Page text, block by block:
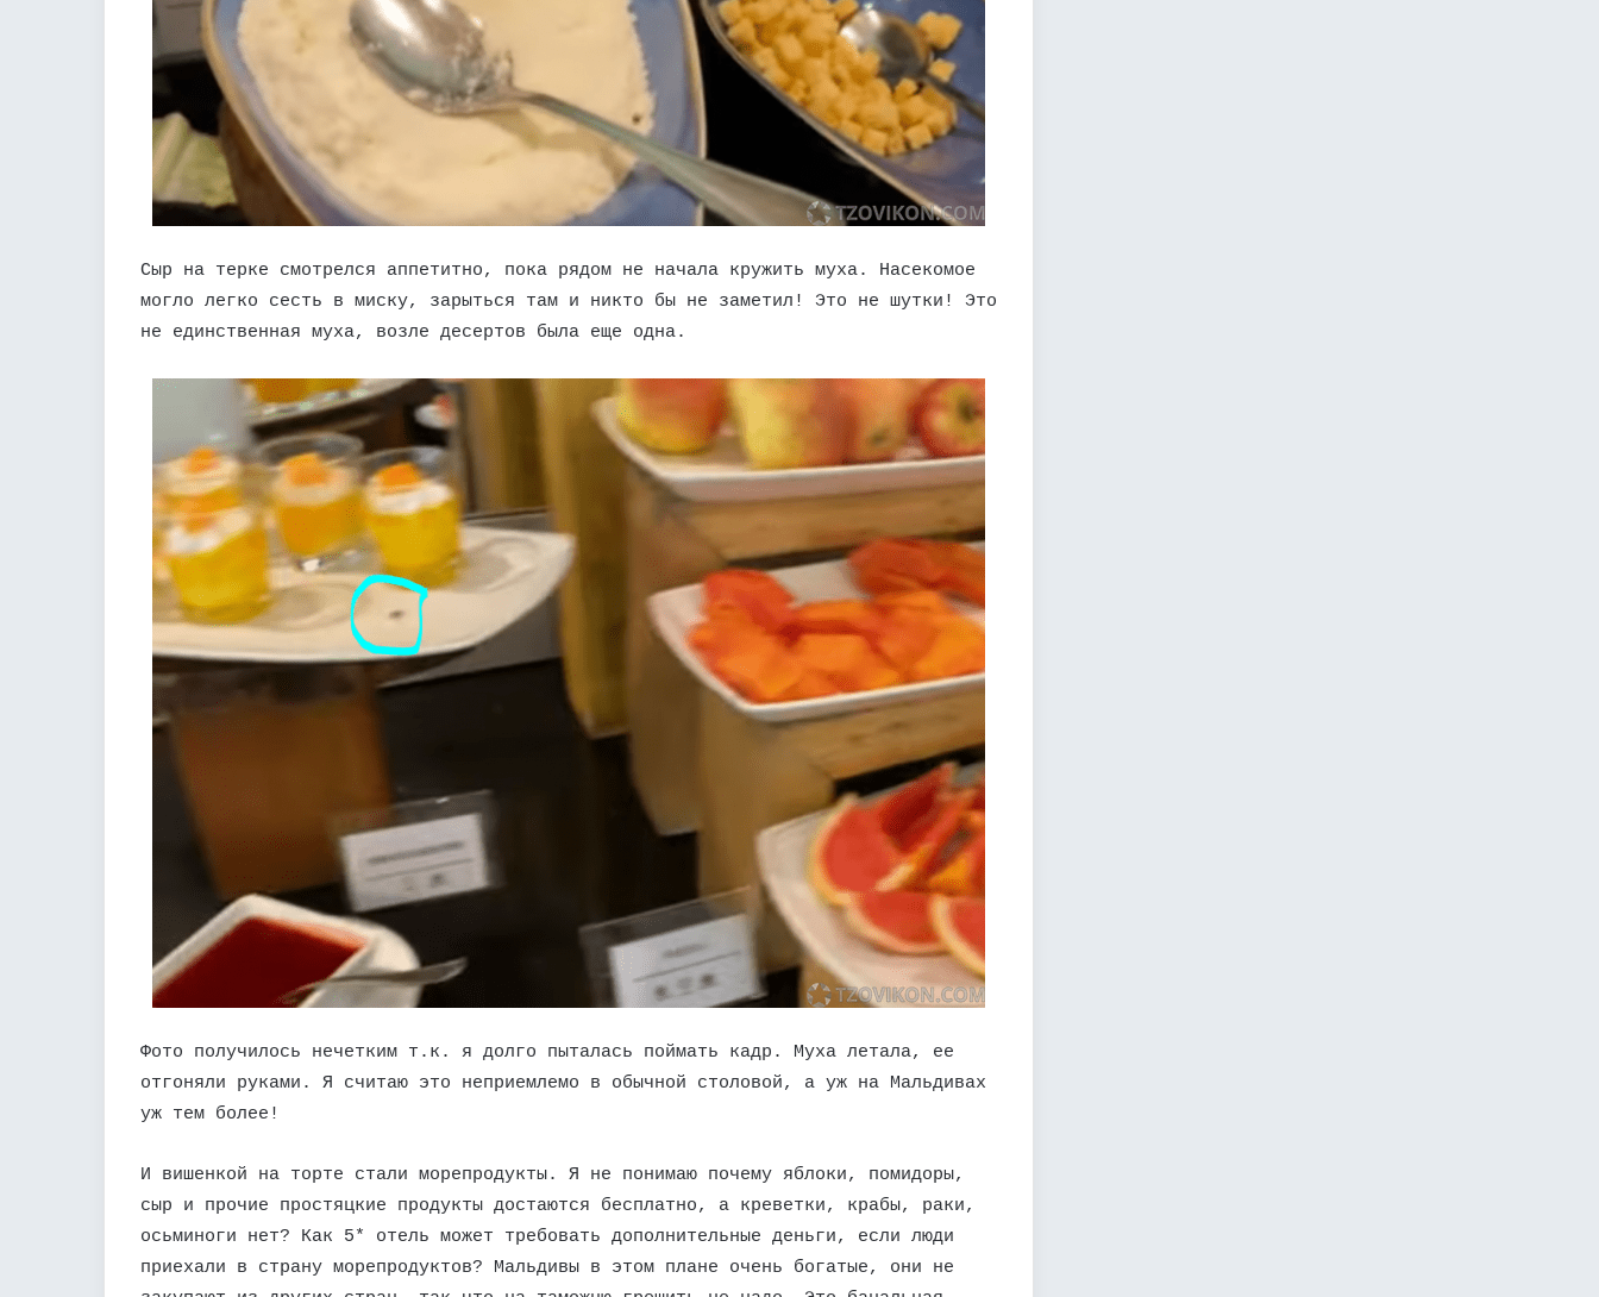
Сыр на терке смотрелся аппетитно, пока рядом не начала кружить муха. Насекомое
могло легко сесть в миску, зарыться там и никто бы не заметил! Это не шутки! Это
не единственная муха, возле десертов была еще одна.
Фото получилось нечетким т.к. я долго пыталась поймать кадр. Муха летала, ее
отгоняли руками. Я считаю это неприемлемо в обычной столовой, а уж на Мальдивах
уж тем более!
И вишенкой на торте стали морепродукты. Я не понимаю почему яблоки, помидоры,
сыр и прочие простяцкие продукты достаются бесплатно, а креветки, крабы, раки,
осьминоги нет? Как 5* отель может требовать дополнительные деньги, если люди
приехали в страну морепродуктов? Мальдивы в этом плане очень богатые, они не